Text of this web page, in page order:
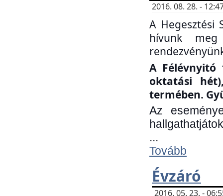
2016. 08. 28. -
A Hegesztési
hívunk
A Félévnyitó
oktatási
termében.
Az
...
Tovább
Évzáró
2016. 05. 23. -